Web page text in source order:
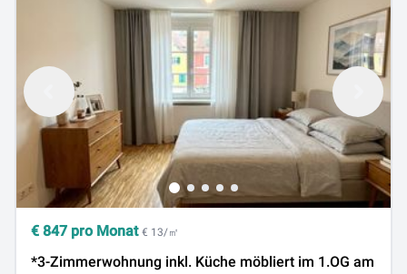
€ 847 pro Monat € 13/㎡
*3-Zimmerwohnung inkl. Küche möbliert im 1.OG am